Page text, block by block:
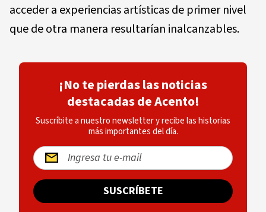
acceder a experiencias artísticas de primer nivel
que de otra manera resultarían inalcanzables.
¡No te pierdas las noticias
destacadas de Acento!
Suscríbite a nuestro newsletter y recibe las historias
más importantes del día.
SUSCRÍBETE